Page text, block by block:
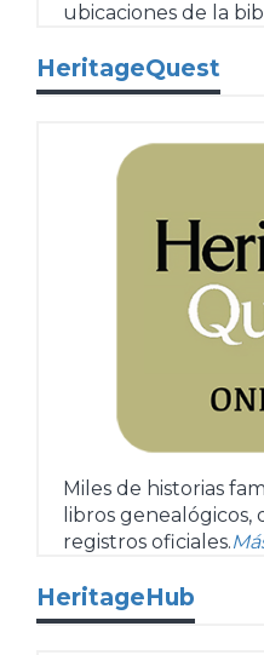
ubicaciones de la
HeritageQuest
Miles de historias
libros
registros oficiales.
HeritageHub